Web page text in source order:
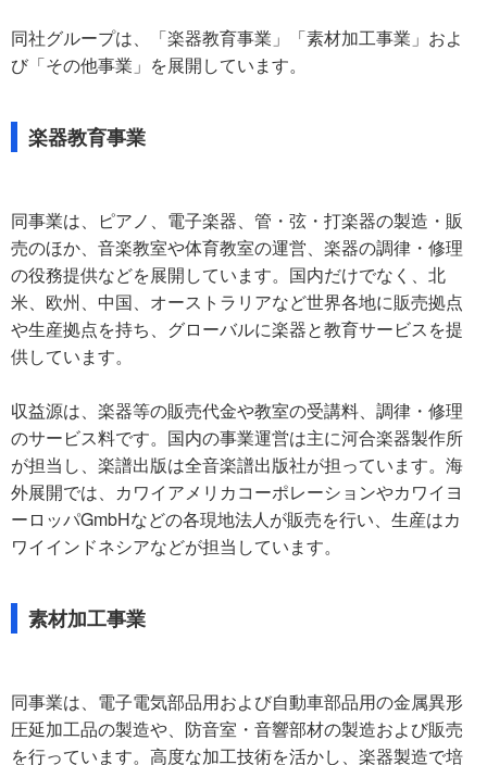
同社グループは、「楽器教育事業」「素材加工事業」およ
び「その他事業」を展開しています。
楽器教育事業
同事業は、ピアノ、電子楽器、管・弦・打楽器の製造・販
売のほか、音楽教室や体育教室の運営、楽器の調律・修理
の役務提供などを展開しています。国内だけでなく、北
米、欧州、中国、オーストラリアなど世界各地に販売拠点
や生産拠点を持ち、グローバルに楽器と教育サービスを提
供しています。
収益源は、楽器等の販売代金や教室の受講料、調律・修理
のサービス料です。国内の事業運営は主に河合楽器製作所
が担当し、楽譜出版は全音楽譜出版社が担っています。海
外展開では、カワイアメリカコーポレーションやカワイヨ
ーロッパGmbHなどの各現地法人が販売を行い、生産はカ
ワイインドネシアなどが担当しています。
素材加工事業
同事業は、電子電気部品用および自動車部品用の金属異形
圧延加工品の製造や、防音室・音響部材の製造および販売
を行っています。高度な加工技術を活かし、楽器製造で培